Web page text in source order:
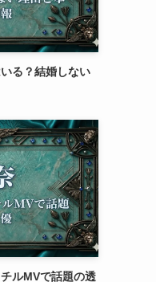
る？結婚しない
ルMVで話題の透